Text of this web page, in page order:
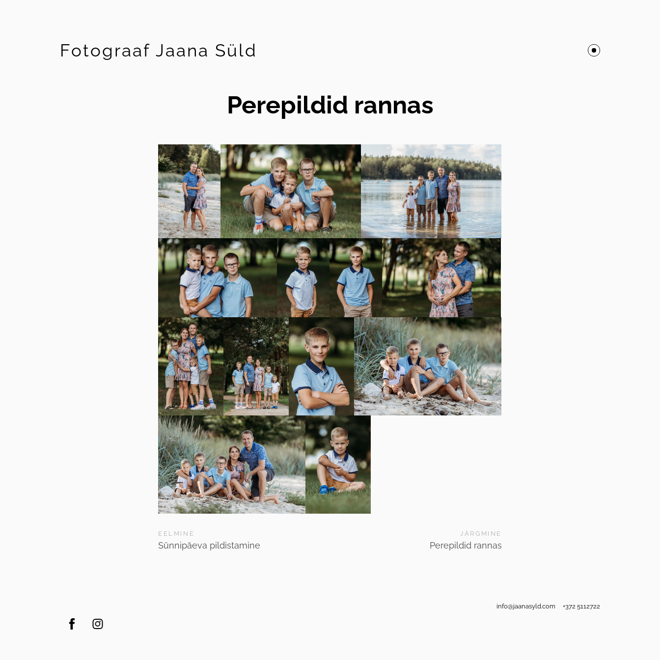
Fotograaf Jaana Süld
Perepildid rannas
EELMINE
Sünnipäeva pildistamine
JÄRGMINE
Perepildid rannas
info@jaanasyld.com +372 5112722